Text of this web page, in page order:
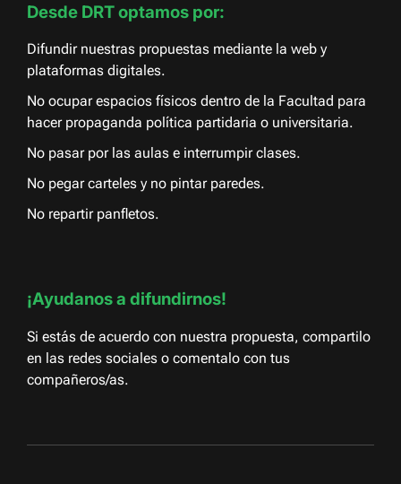
Desde DRT optamos por:
Difundir nuestras propuestas mediante la web y
plataformas digitales.
No ocupar espacios físicos dentro de la Facultad para
hacer propaganda política partidaria o universitaria.
No pasar por las aulas e interrumpir clases.
No pegar carteles y no pintar paredes.
No repartir panfletos.
¡Ayudanos a difundirnos!
Si estás de acuerdo con nuestra propuesta, compartilo
en las redes sociales o comentalo con tus
compañeros/as.